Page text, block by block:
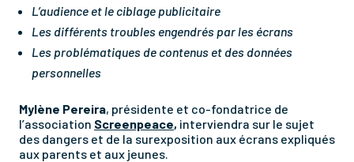
L’audience et le ciblage publicitaire
Les différents troubles engendrés par les écrans
Les problématiques de contenus et des données
personnelles
Mylène Pereira, présidente et co-fondatrice de
l’association Screenpeace, interviendra sur le sujet
des dangers et de la surexposition aux écrans expliqués
aux parents et aux jeunes.